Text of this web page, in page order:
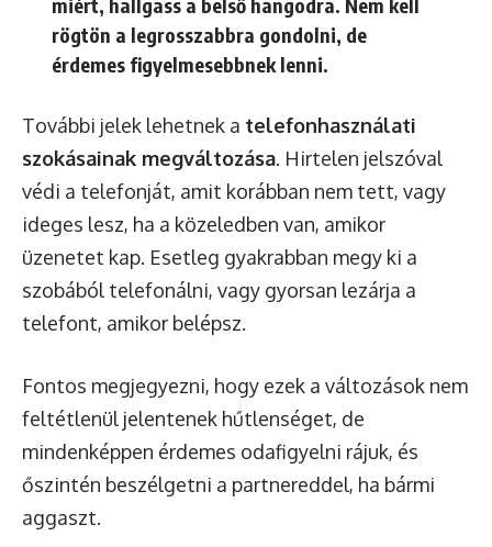
rögtön a legrosszabbra gondolni, de
érdemes figyelmesebbnek lenni.
További jelek lehetnek a telefonhasználati
szokásainak megváltozása. Hirtelen jelszóval
védi a telefonját, amit korábban nem tett, vagy
ideges lesz, ha a közeledben van, amikor
üzenetet kap. Esetleg gyakrabban megy ki a
szobából telefonálni, vagy gyorsan lezárja a
telefont, amikor belépsz.
Fontos megjegyezni, hogy ezek a változások nem
feltétlenül jelentenek hűtlenséget, de
mindenképpen érdemes odafigyelni rájuk, és
őszintén beszélgetni a partnereddel, ha bármi
aggaszt.